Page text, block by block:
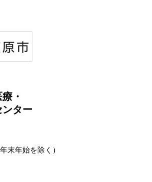
・
ター
末年始を除く）